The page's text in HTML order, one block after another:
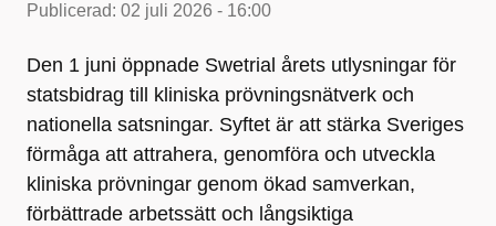
Publicerad: 02 juli 2026 - 16:00
Den 1 juni öppnade Swetrial årets utlysningar för
statsbidrag till kliniska prövningsnätverk och
nationella satsningar. Syftet är att stärka Sveriges
förmåga att attrahera, genomföra och utveckla
kliniska prövningar genom ökad samverkan,
förbättrade arbetssätt och långsiktiga